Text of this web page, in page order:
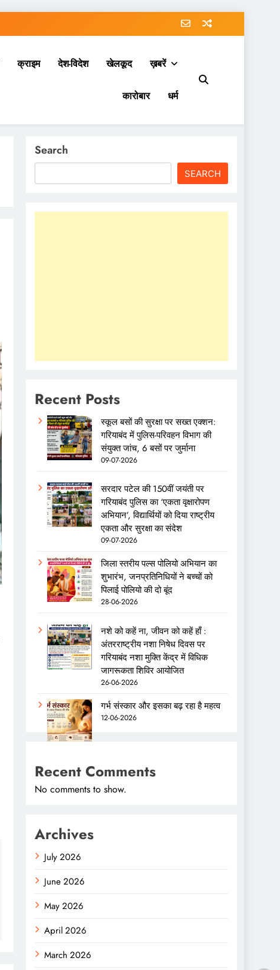
क्राइम देश-विदेश खेलकूद ख़बरें
कारोबार धर्म
Search
SEARCH
Recent Posts
स्कूल बसों की सुरक्षा पर सख्त एक्शन:
गरियाबंद में पुलिस-परिवहन विभाग की
संयुक्त जांच, 6 बसों पर जुर्माना
09-07-2026
सरदार पटेल की 150वीं जयंती पर
गरियाबंद पुलिस का ‘एकता वृक्षारोपण
अभियान’, विद्यार्थियों को दिया राष्ट्रीय
एकता और सुरक्षा का संदेश
09-07-2026
जिला स्तरीय पल्स पोलियो अभियान का
शुभारंभ, जनप्रतिनिधियों ने बच्चों को
पिलाई पोलियो की दो बूंद
28-06-2026
नशे को कहें ना, जीवन को कहें हाँ :
अंतरराष्ट्रीय नशा निषेध दिवस पर
गरियाबंद नशा मुक्ति केंद्र में विधिक
जागरूकता शिविर आयोजित
26-06-2026
गर्भ संस्कार और इसका बढ़ रहा है महत्व
12-06-2026
Recent Comments
No comments to show.
Archives
July 2026
June 2026
May 2026
April 2026
March 2026